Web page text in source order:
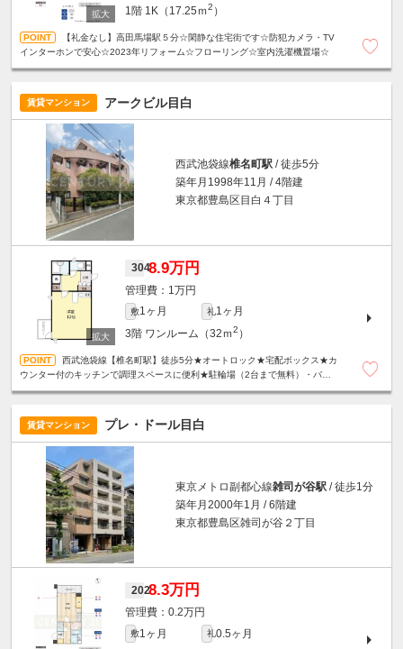
1階 1K（17.25ｍ2 ）
【礼金なし】高田馬場駅５分☆閑静な住宅街です☆防犯カメラ・TV
インターホンで安心☆2023年リフォーム☆フローリング☆室内洗濯機置場☆
賃貸マンション アークビル目白
西武池袋線椎名町駅 / 徒歩5分
築年月1998年11月 / 4階建
東京都豊島区目白４丁目
3048.9万円
1万円
敷1ヶ月 礼1ヶ月
3階 ワンルーム（32ｍ2 ）
西武池袋線【椎名町駅】徒歩5分★オートロック★宅配ボックス★カ
ウンター付のキッチンで調理スペースに便利★駐輪場（2台まで無料）・バイ
賃貸マンション プレ・ドール目白
東京メトロ副都心線雑司が谷駅 / 徒歩1分
築年月2000年1月 / 6階建
東京都豊島区雑司が谷２丁目
2028.3万円
0.2万円
敷1ヶ月 礼0.5ヶ月